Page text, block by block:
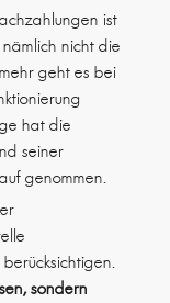
ist
nicht die
geht es bei
hat die
seiner
genommen.
sondern